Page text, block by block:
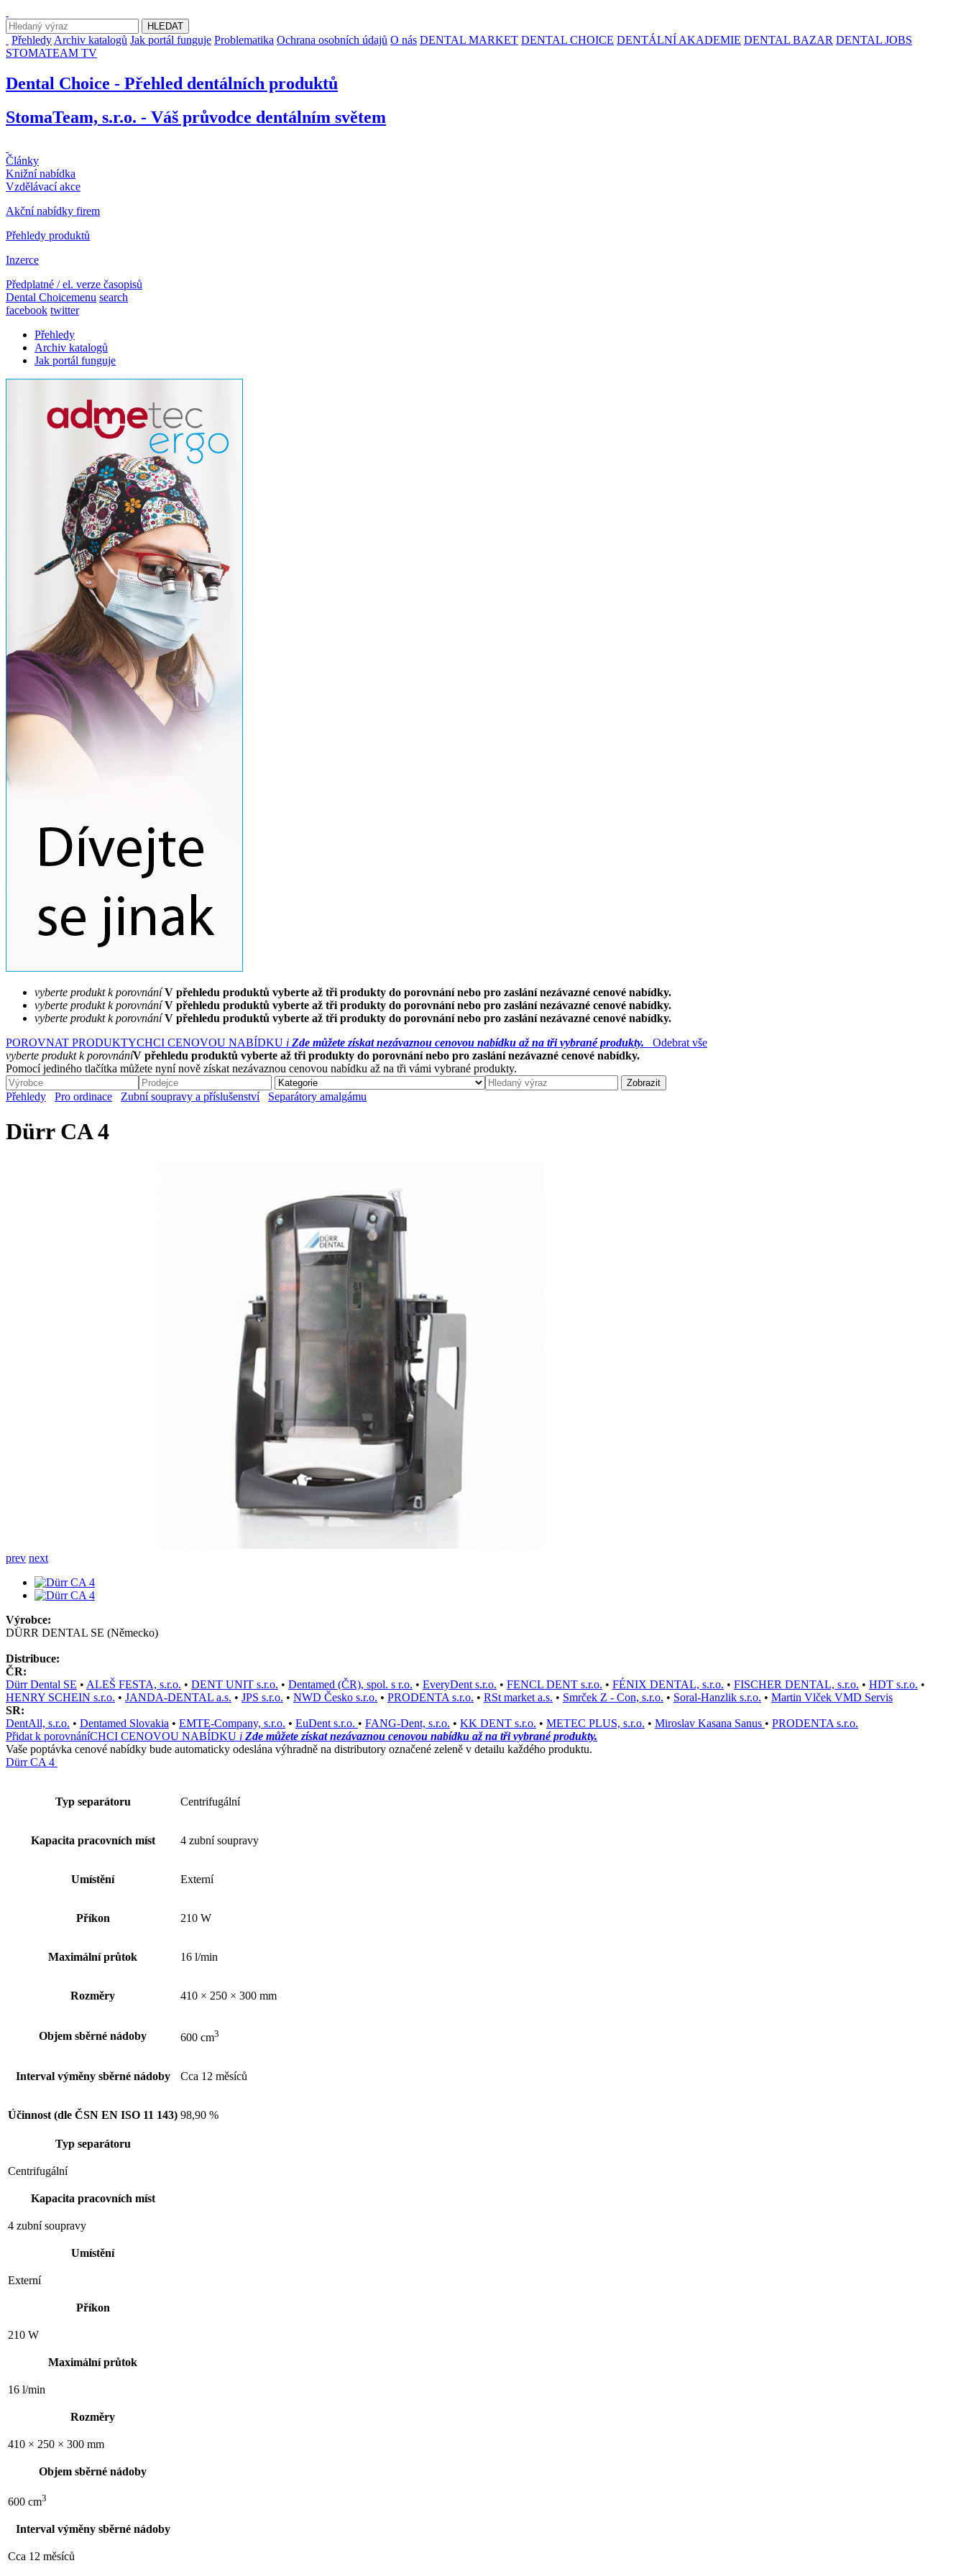
Přehledy Archiv katalogů Jak portál funguje Problematika Ochrana osobních údajů O nás DENTAL MARKET DENTAL CHOICE DENTÁLNÍ AKADEMIE DENTAL BAZAR DENTAL JOBS
STOMATEAM TV
Dental Choice - Přehled dentálních produktů
StomaTeam, s.r.o. - Váš průvodce dentálním světem
Články
Knižní nabídka
Vzdělávací akce
Akční nabídky firem
Přehledy produktů
Inzerce
Předplatné / el. verze časopisů
Dental Choicemenu search
facebook twitter
Přehledy
Archiv katalogů
Jak portál funguje
vyberte produkt k porovnání V přehledu produktů vyberte až tři produkty do porovnání nebo pro zaslání nezávazné cenové nabídky.
vyberte produkt k porovnání V přehledu produktů vyberte až tři produkty do porovnání nebo pro zaslání nezávazné cenové nabídky.
vyberte produkt k porovnání V přehledu produktů vyberte až tři produkty do porovnání nebo pro zaslání nezávazné cenové nabídky.
POROVNAT PRODUKTYCHCI CENOVOU NABÍDKU i Zde můžete získat nezávaznou cenovou nabídku až na tři vybrané produkty.
Odebrat vše
vyberte produkt k porovnáníV přehledu produktů vyberte až tři produkty do porovnání nebo pro zaslání nezávazné cenové nabídky.
Pomocí jediného tlačítka můžete nyní nově získat nezávaznou cenovou nabídku až na tři vámi vybrané produkty.
Přehledy Pro ordinace Zubní soupravy a příslušenství Separátory amalgámu
Dürr CA 4
prev next
Výrobce:
DÜRR DENTAL SE (Německo)
Distribuce:
ČR:
Dürr Dental SE • ALEŠ FESTA, s.r.o. • DENT UNIT s.r.o. • Dentamed (ČR), spol. s r.o. • EveryDent s.r.o. • FENCL DENT s.r.o. • FÉNIX DENTAL, s.r.o. • FISCHER DENTAL, s.r.o. • HDT s.r.o. •
HENRY SCHEIN s.r.o. • JANDA-DENTAL a.s. • JPS s.r.o. • NWD Česko s.r.o. • PRODENTA s.r.o. • RSt market a.s. • Smrček Z - Con, s.r.o. • Soral-Hanzlik s.r.o. • Martin Vlček VMD Servis
SR:
DentAll, s.r.o. • Dentamed Slovakia • EMTE-Company, s.r.o. • EuDent s.r.o. • FANG-Dent, s.r.o. • KK DENT s.r.o. • METEC PLUS, s.r.o. • Miroslav Kasana Sanus • PRODENTA s.r.o.
Přidat k porovnáníCHCI CENOVOU NABÍDKU i Zde můžete získat nezávaznou cenovou nabídku až na tři vybrané produkty.
Vaše poptávka cenové nabídky bude automaticky odeslána výhradně na distributory označené zeleně v detailu každého produktu.
Dürr CA 4
Typ separátoru Centrifugální
Kapacita pracovních míst 4 zubní soupravy
Umístění Externí
Příkon 210 W
Maximální průtok 16 l/min
Rozměry 410 × 250 × 300 mm
Objem sběrné nádoby 600 cm3
Interval výměny sběrné nádoby Cca 12 měsíců
Účinnost (dle ČSN EN ISO 11 143) 98,90 %
Typ separátoru
Centrifugální
Kapacita pracovních míst
4 zubní soupravy
Umístění
Externí
Příkon
210 W
Maximální průtok
16 l/min
Rozměry
410 × 250 × 300 mm
Objem sběrné nádoby
600 cm3
Interval výměny sběrné nádoby
Cca 12 měsíců